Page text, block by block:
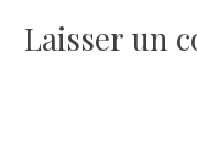
l’article
Laisser un